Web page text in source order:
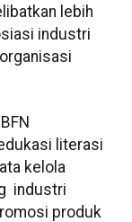
lebih
industri
literasi
kelola
industri
produk